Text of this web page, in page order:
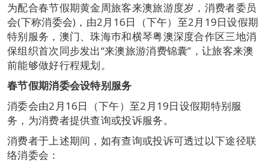
为配合春节假期黄金周旅客来澳旅游度岁，消费者委员
会(下称消委会)，由2月16日（下午）至2月19日设假期
特别服务，澳门、珠海巿和横琴粤澳深度合作区三地消
保组织首次同步发出“来澳旅游消费锦囊”，让旅客来澳
前能够做好行程规划。
春节假期消委会设特别服务
消委会由2月16日（下午）至2月19日设假期特别服
务，为消费者提供查询或投诉服务。
消费者于上述期间，如有查询或投诉可透过以下途径联
络消委会：